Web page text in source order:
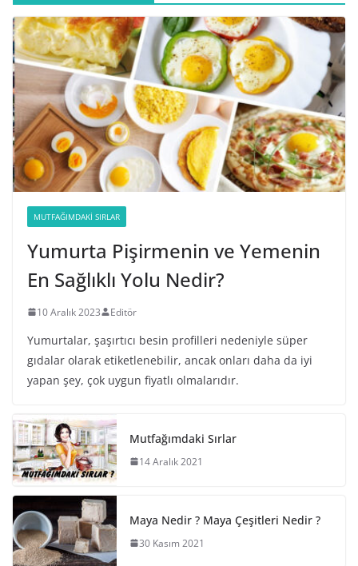
MUTFAĞIMDAKI SIRLAR
Yumurta Pişirmenin ve Yemenin
En Sağlıklı Yolu Nedir?
10 Aralık 2023 Editör
Yumurtalar, şaşırtıcı besin profilleri nedeniyle süper
gıdalar olarak etiketlenebilir, ancak onları daha da iyi
yapan şey, çok uygun fiyatlı olmalarıdır.
Mutfağımdaki Sırlar
14 Aralık 2021
Maya Nedir ? Maya Çeşitleri Nedir ?
30 Kasım 2021